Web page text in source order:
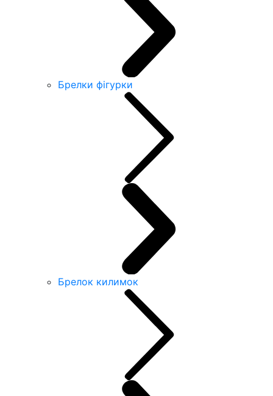
Брелки фігурки
Брелок килимок